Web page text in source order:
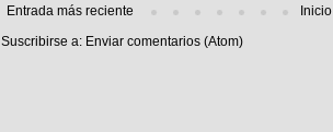
Entrada más reciente
Inicio
Suscribirse a: Enviar comentarios (Atom)